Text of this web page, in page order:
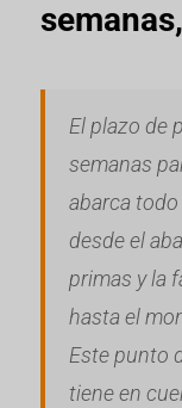
El plazo de
semanas
abarca
desde el
primas y la
hasta el
Este punto
tiene en